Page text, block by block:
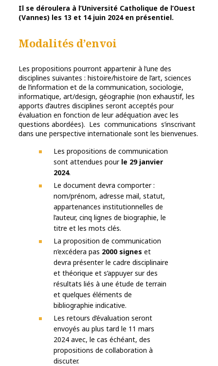
Il se déroulera à l’Université Catholique de l’Ouest
(Vannes) les 13 et 14 juin 2024 en présentiel.
Modalités d’envoi
Les propositions pourront appartenir à l’une des
disciplines suivantes : histoire/histoire de l’art, sciences
de l’information et de la communication, sociologie,
informatique, art/design, géographie (non exhaustif, les
apports d’autres disciplines seront acceptés pour
évaluation en fonction de leur adéquation avec les
questions abordées). Les communications s’inscrivant
dans une perspective internationale sont les bienvenues.
Les propositions de communication
sont attendues pour le 29 janvier
2024.
Le document devra comporter :
nom/prénom, adresse mail, statut,
appartenances institutionnelles de
l’auteur, cinq lignes de biographie, le
titre et les mots clés.
La proposition de communication
n’excédera pas 2000 signes et
devra présenter le cadre disciplinaire
et théorique et s’appuyer sur des
résultats liés à une étude de terrain
et quelques éléments de
bibliographie indicative.
Les retours d’évaluation seront
envoyés au plus tard le 11 mars
2024 avec, le cas échéant, des
propositions de collaboration à
discuter.